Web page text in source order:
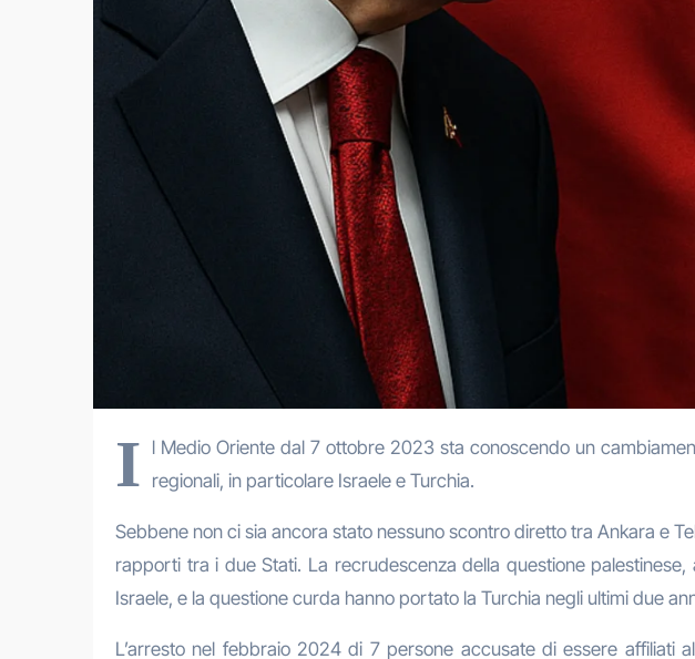
I l Medio Oriente dal 7 ottobre 2023 sta conoscendo un
regionali, in particolare Israele e Turchia.
Sebbene non ci sia ancora stato nessuno scontro diretto tra Ankara e
rapporti tra i due Stati. La recrudescenza della questione
Israele, e la questione curda hanno portato la Turchia negli ultimi due
L’arresto nel febbraio 2024 di 7 persone accusate di essere